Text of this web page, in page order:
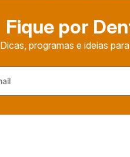
Fique por
Dicas, programas e ideias